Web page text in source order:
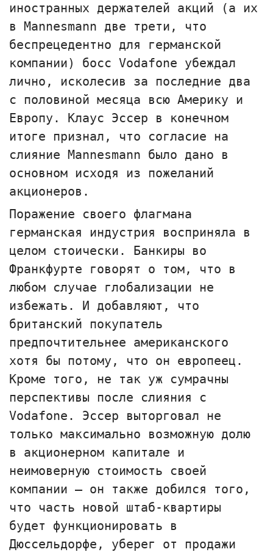
иностранных держателей акций (а их
в Маnnesmann две трети, что
беспрецедентно для германской
компании) босс Vodafone убеждал
лично, исколесив за последние два
с половиной месяца всю Америку и
Европу. Клаус Эссер в конечном
итоге признал, что согласие на
слияние Маnnesmann было дано в
основном исходя из пожеланий
акционеров.
Поражение своего флагмана
германская индустрия восприняла в
целом стоически. Банкиры во
Франкфурте говорят о том, что в
любом случае глобализации не
избежать. И добавляют, что
британский покупатель
предпочтительнее американского
хотя бы потому, что он европеец.
Кроме того, не так уж сумрачны
перспективы после слияния с
Vodafone. Эссер выторговал не
только максимально возможную долю
в акционерном капитале и
неимоверную стоимость своей
компании — он также добился того,
что часть новой штаб-квартиры
будет функционировать в
Дюссельдорфе, уберег от продажи